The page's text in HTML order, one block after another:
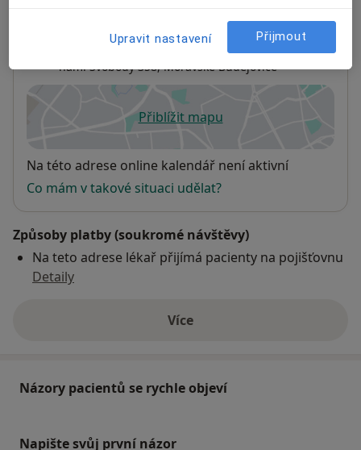
Ordinace
nám. Svobody 358, Moravské Budějovice
Přiblížit mapuse otevře v nové záložce
Dostupnost
Na této adrese online kalendář není aktivní
Co mám v takové situaci udělat?
Způsoby platby (soukromé návštěvy)
Na teto adrese lékař přijímá pacienty na pojišťovnu
Detaily
Víceo adrese
Názory pacientů se rychle objeví
Napište svůj první názor
Upravit nastavení Přijmout